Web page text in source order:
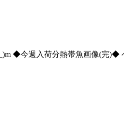
◆今週入荷分熱帯魚画像(完)◆